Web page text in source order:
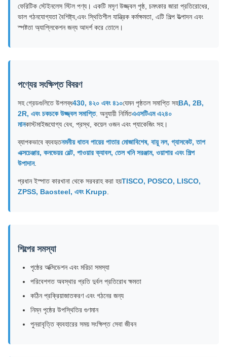
ফেরিটিক স্টেইনলেস স্টিল পণ্য। একটি মসৃণ উজ্জ্বল পৃষ্ঠ, চমৎকার জারা প্রতিরোধের,
ভাল গঠনযোগ্যতা বৈশিষ্ট্য,এবং স্থিতিশীল যান্ত্রিক কর্মক্ষমতা, এটি শিল্প উত্পাদন এবং
স্পষ্টতা অ্যাপ্লিকেশন জন্য আদর্শ করে তোলে।
পণ্যের সংক্ষিপ্ত বিবরণ
সহ গ্রেডগুলিতে উপলব্ধ430, ৪২০ এবং ৪১০যেমন পৃষ্ঠতল সমাপ্তি সহBA, 2B,
2R, এবং চকচকে উজ্জ্বল সমাপ্তি. অনুযায়ী নির্মিতএএসটিএম এ২৪০
মানকাস্টমাইজযোগ্য বেধ, প্রস্থ, কয়েল ওজন এবং প্যাকেজিং সহ।
ব্যাপকভাবে ব্যবহৃতনমনীয় ধাতব পায়ের পাতার মোজাবিশেষ, বায়ু নল, গ্যাসকেট, তাপ
এক্সচেঞ্জার, কনভেয়র বেল্ট, পাওয়ার ক্যাবল, তেল খনি সরঞ্জাম, ওয়াশার এবং শিল্প
উপাদান.
প্রধান ইস্পাত কারখানা থেকে সরবরাহ করা হয়TISCO, POSCO, LISCO,
ZPSS, Baosteel, এবং Krupp
শিল্পের সমস্যা
পৃষ্ঠের অক্সিডেশন এবং মরিচা সমস্যা
পরিবেশগত অবস্থার প্রতি দুর্বল প্রতিরোধ ক্ষমতা
কঠিন প্রক্রিয়াজাতকরণ এবং গঠনের জন্য
নিম্ন পৃষ্ঠের উপস্থিতির গুণমান
পুনরাবৃত্তি ব্যবহারের সময় সংক্ষিপ্ত সেবা জীবন